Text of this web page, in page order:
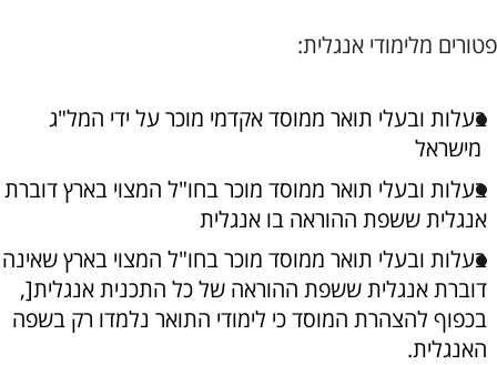
פטורים מלימודי אנגלית:
בעלות ובעלי תואר ממוסד אקדמי מוכר על ידי המל"ג
מישראל
בעלות ובעלי תואר ממוסד מוכר בחו"ל המצוי בארץ דוברת
אנגלית ששפת ההוראה בו אנגלית
בעלות ובעלי תואר ממוסד מוכר בחו"ל המצוי בארץ שאינה
דוברת אנגלית ששפת ההוראה של כל התכנית אנגלית[,
בכפוף להצהרת המוסד כי לימודי התואר נלמדו רק בשפה
האנגלית.